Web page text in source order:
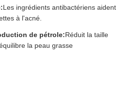
Les ingrédients antibactériens aident
à l'acné.
de pétrole:Réduit la taille
la peau grasse